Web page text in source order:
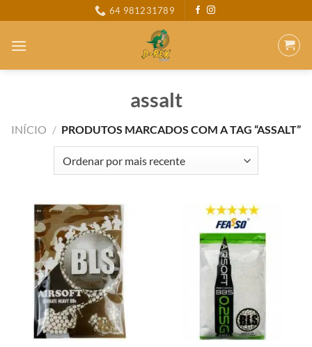
to
content
64 981231789
assalt
INÍCIO / PRODUTOS MARCADOS COM A TAG “ASSALT”